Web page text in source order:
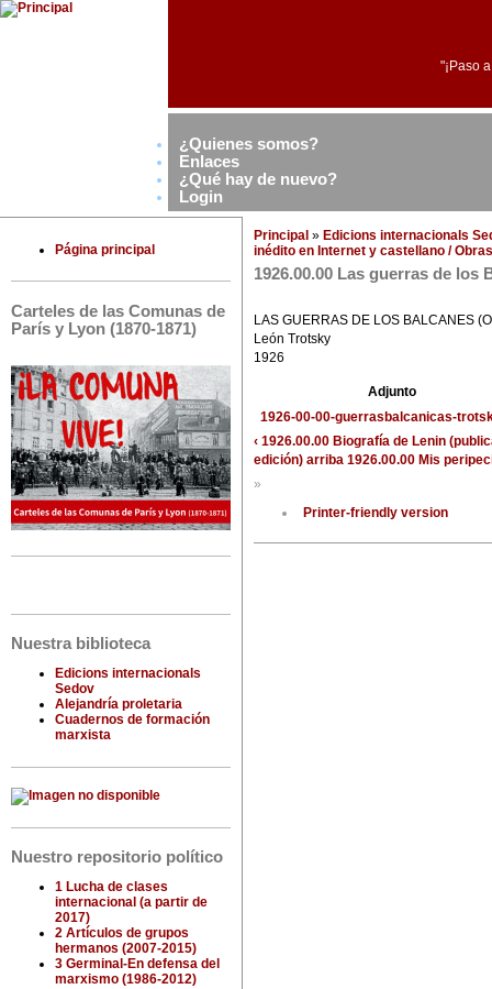
"¡Paso
¿Quienes somos?
Enlaces
¿Qué hay de nuevo?
Login
Página principal
Carteles de las Comunas de
París y Lyon (1870-1871)
Nuestra biblioteca
Edicions internacionals
Sedov
Alejandría proletaria
Cuadernos de formación
marxista
Nuestro repositorio político
1 Lucha de clases
internacional (a partir de
2017)
2 Artículos de grupos
hermanos (2007-2015)
3 Germinal-En defensa del
marxismo (1986-2012)
Principal » Edicions internacionals
inédito en Internet y castellano /
1926.00.00 Las guerras de los
LAS GUERRAS DE LOS BALCANES
León Trotsky
1926
Adjunto
1926-00-00-guerrasbalcanicas-
‹ 1926.00.00 Biografía de Lenin
edición) arriba 1926.00.00 Mis
»
Printer-friendly version